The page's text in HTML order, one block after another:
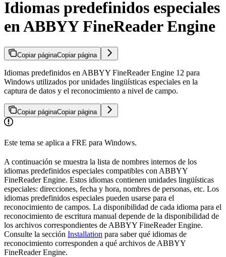
Idiomas predefinidos especiales
en ABBYY FineReader Engine
Copiar páginaCopiar página
Idiomas predefinidos en ABBYY FineReader Engine 12 para
Windows utilizados por unidades lingüísticas especiales en la
captura de datos y el reconocimiento a nivel de campo.
Copiar páginaCopiar página
Este tema se aplica a FRE para Windows.
A continuación se muestra la lista de nombres internos de los
idiomas predefinidos especiales compatibles con ABBYY
FineReader Engine. Estos idiomas contienen unidades lingüísticas
especiales: direcciones, fecha y hora, nombres de personas, etc. Los
idiomas predefinidos especiales pueden usarse para el
reconocimiento de campos. La disponibilidad de cada idioma para el
reconocimiento de escritura manual depende de la disponibilidad de
los archivos correspondientes de ABBYY FineReader Engine.
Consulte la sección Installation para saber qué idiomas de
reconocimiento corresponden a qué archivos de ABBYY
FineReader Engine.